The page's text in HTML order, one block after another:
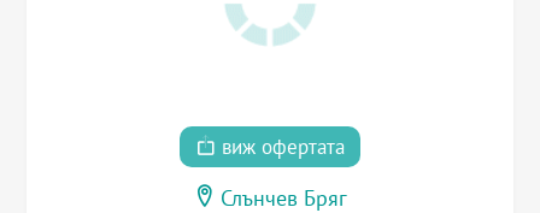
виж офертата
Слънчев Бряг